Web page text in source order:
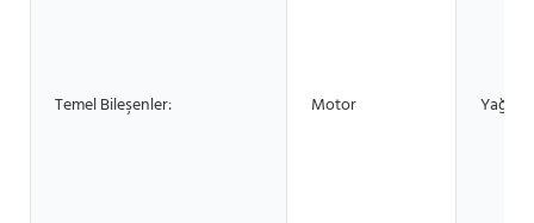
Temel Bileşenler: Motor Yağ